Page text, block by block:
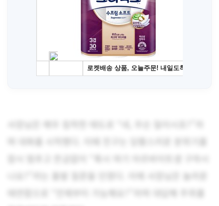
며 대화를 시작했다. 이때 친구는 당황스러운 분위기를
나요?”라는 돌발 질문을 던졌다. 이에 사장님은 놀라운
태연함으로 “언제부터 가능해요?”라며 대답해 주위를